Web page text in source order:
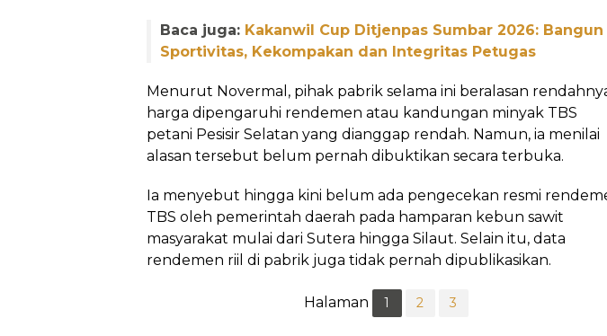
Baca juga: Kakanwil Cup Ditjenpas Sumbar 2026: Bangun
Sportivitas, Kekompakan dan Integritas Petugas
Menurut Novermal, pihak pabrik selama ini beralasan
harga dipengaruhi rendemen atau kandungan minyak TBS
petani Pesisir Selatan yang dianggap rendah. Namun, ia menilai
alasan tersebut belum pernah dibuktikan secara terbuka.
Ia menyebut hingga kini belum ada pengecekan resmi
TBS oleh pemerintah daerah pada hamparan kebun sawit
masyarakat mulai dari Sutera hingga Silaut. Selain itu, data
rendemen riil di pabrik juga tidak pernah dipublikasikan.
Halaman 1 2 3